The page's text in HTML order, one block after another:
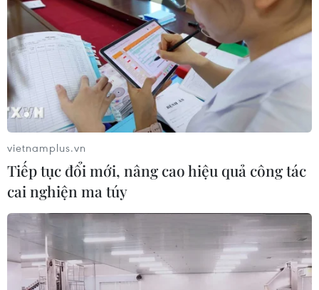
duy trì hòa bình trên bán đảo Triều
Tiên
05/08/2026 05:58
Nhật Bản thúc đẩy phát triển lò phản
ứng modul cỡ nhỏ
Mỹ mở rộng hỗ trợ Nhật Bản bảo vệ
đồng yen nhằm ổn định kinh tế châu
Á
05/08/2026 04:26
vietnamplus.vn
Tiếp tục đổi mới, nâng cao hiệu quả công tác
cai nghiện ma túy